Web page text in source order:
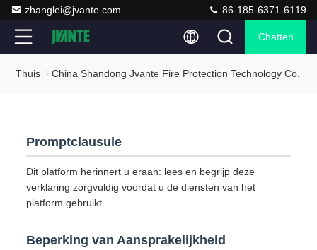
zhanglei@jvante.com 86-185-6371-6119
Chatten
Thuis China Shandong Jvante Fire Protection Technology Co.,
Promptclausule
Dit platform herinnert u eraan: lees en begrijp deze
verklaring zorgvuldig voordat u de diensten van het
platform gebruikt.
Beperking van Aansprakelijkheid